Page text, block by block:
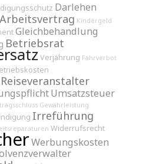
Darlehen
Arbeitsvertrag Kindergeld
Gleichbehandlung
Betriebsrat
Verjährung Fahrverbot
Reiseveranstalter
Umsatzsteuer
Gewährleistung
Irreführung
Widerrufsrecht
Werbungskosten